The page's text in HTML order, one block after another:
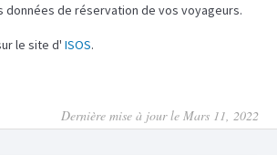
données de réservation de vos voyageurs.
le site d' ISOS.
Dernière mise à jour le Mars 11, 2022